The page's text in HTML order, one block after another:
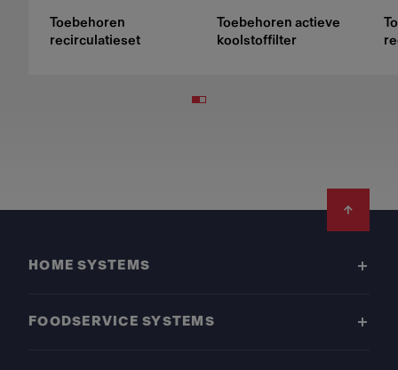
Toebehoren
recirculatieset
Toebehoren actieve
koolstoffilter
HOME SYSTEMS
FOODSERVICE SYSTEMS